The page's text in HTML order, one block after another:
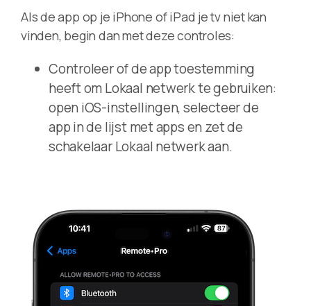
Als de app op je iPhone of iPad je tv niet kan
vinden, begin dan met deze controles:
Controleer of de app toestemming
heeft om Lokaal netwerk te gebruiken:
open iOS-instellingen, selecteer de
app in de lijst met apps en zet de
schakelaar Lokaal netwerk aan.